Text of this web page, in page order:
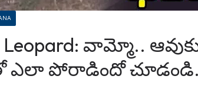
Leopard: వామ్మో..
ఎలా పోరాడిందో